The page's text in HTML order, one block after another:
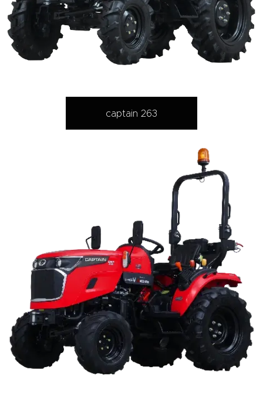
captain 263